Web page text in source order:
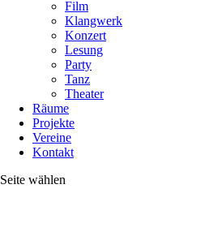
Film
Klangwerk
Konzert
Lesung
Party
Tanz
Theater
Räume
Projekte
Vereine
Kontakt
Seite wählen